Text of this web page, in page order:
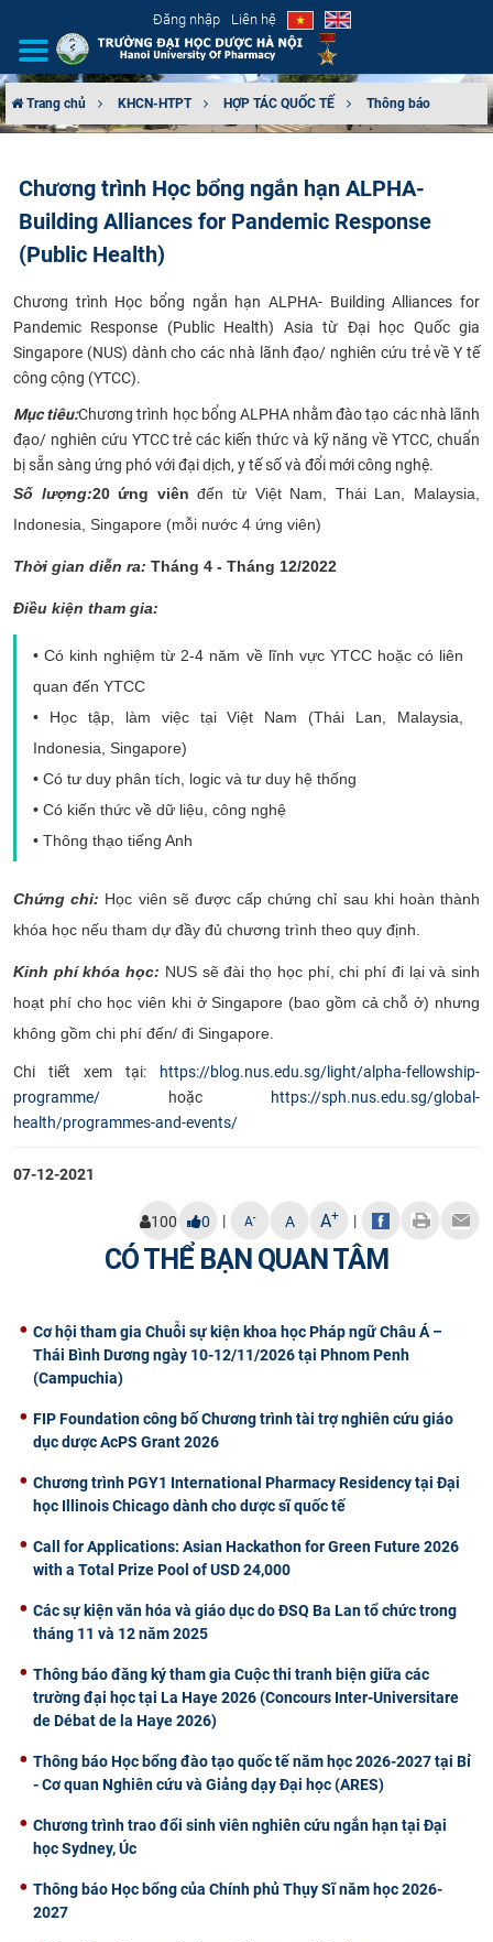
Đăng nhập Liên hệ
CƠ CẤU TỔ CHỨC
TUYỂN SINH
ĐÀO TẠO
ĐẢM BẢO CHẤT LƯỢNG
KHOA HỌC CÔNG NGHỆ
HTQT
CỰU NGƯỜI HỌC
Trang chủ KHCN-HTPT HỢP TÁC QUỐC TẾ Thông báo
Chương trình Học bổng ngắn hạn ALPHA-
Building Alliances for Pandemic Response
(Public Health)
Chương trình Học bổng ngắn hạn ALPHA- Building Alliances for
Pandemic Response (Public Health) Asia từ Đại học Quốc gia
Singapore (NUS) dành cho các nhà lãnh đạo/ nghiên cứu trẻ về Y tế
công cộng (YTCC).
Mục tiêu:Chương trình học bổng ALPHA nhằm đào tạo các nhà lãnh
đạo/ nghiên cứu YTCC trẻ các kiến thức và kỹ năng về YTCC, chuẩn
bị sẵn sàng ứng phó với đại dịch, y tế số và đổi mới công nghệ.
Số lượng:20 ứng viên đến từ Việt Nam, Thái Lan, Malaysia,
Indonesia, Singapore (mỗi nước 4 ứng viên)
Thời gian diễn ra: Tháng 4 - Tháng 12/2022
Điều kiện tham gia:
• Có kinh nghiệm từ 2-4 năm về lĩnh vực YTCC hoặc có liên
quan đến YTCC
• Học tập, làm việc tại Việt Nam (Thái Lan, Malaysia,
Indonesia, Singapore)
• Có tư duy phân tích, logic và tư duy hệ thống
• Có kiến thức về dữ liệu, công nghệ
• Thông thạo tiếng Anh
Chứng chỉ: Học viên sẽ được cấp chứng chỉ sau khi hoàn thành
khóa học nếu tham dự đầy đủ chương trình theo quy định.
Kinh phí khóa học: NUS sẽ đài thọ học phí, chi phí đi lại và sinh
hoạt phí cho học viên khi ở Singapore (bao gồm cả chỗ ở) nhưng
không gồm chi phí đến/ đi Singapore.
Chi tiết xem tại: https://blog.nus.edu.sg/light/alpha-fellowship-
programme/ hoặc https://sph.nus.edu.sg/global-
health/programmes-and-events/
07-12-2021
100 0 | A- A A+ |
CÓ THỂ BẠN QUAN TÂM
Cơ hội tham gia Chuỗi sự kiện khoa học Pháp ngữ Châu Á –
Thái Bình Dương ngày 10-12/11/2026 tại Phnom Penh
(Campuchia)
FIP Foundation công bố Chương trình tài trợ nghiên cứu giáo
dục dược AcPS Grant 2026
Chương trình PGY1 International Pharmacy Residency tại Đại
học Illinois Chicago dành cho dược sĩ quốc tế
Call for Applications: Asian Hackathon for Green Future 2026
with a Total Prize Pool of USD 24,000
Các sự kiện văn hóa và giáo dục do ĐSQ Ba Lan tổ chức trong
tháng 11 và 12 năm 2025
Thông báo đăng ký tham gia Cuộc thi tranh biện giữa các
trường đại học tại La Haye 2026 (Concours Inter-Universitare
de Débat de la Haye 2026)
Thông báo Học bổng đào tạo quốc tế năm học 2026-2027 tại Bỉ
- Cơ quan Nghiên cứu và Giảng dạy Đại học (ARES)
Chương trình trao đổi sinh viên nghiên cứu ngắn hạn tại Đại
học Sydney, Úc
Thông báo Học bổng của Chính phủ Thụy Sĩ năm học 2026-
2027